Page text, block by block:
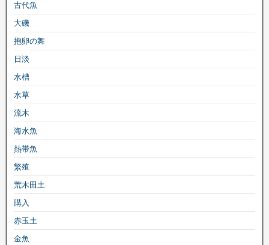
古代魚
大磯
抱卵の舞
日淡
水槽
水草
流木
海水魚
熱帯魚
繁殖
荒木田土
購入
赤玉土
金魚